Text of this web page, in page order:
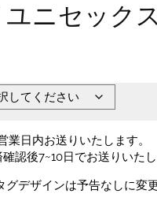
ニセック
日内お送りいたします。
認後7~10日でお送りいたし
デザインは予告なしに変